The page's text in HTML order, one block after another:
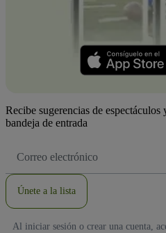
Recibe sugerencias de
bandeja de entrada
de
Únete a la lista
Al iniciar sesión o crear una cuenta,